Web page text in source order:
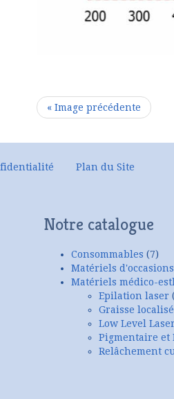
« Image précédente
Plan du Site
Notre catalogue
Consommables (7)
Matériels d'occasions
Matériels médico-
Epilation laser
Graisse
Low Level
Pigmentaire et
Relâchement